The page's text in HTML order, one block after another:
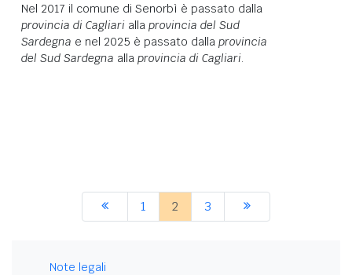
Nel 2017 il comune di Senorbì è passato dalla
provincia di Cagliari alla provincia del Sud
Sardegna e nel 2025 è passato dalla provincia
del Sud Sardegna alla provincia di Cagliari.
1 2 3
Note legali